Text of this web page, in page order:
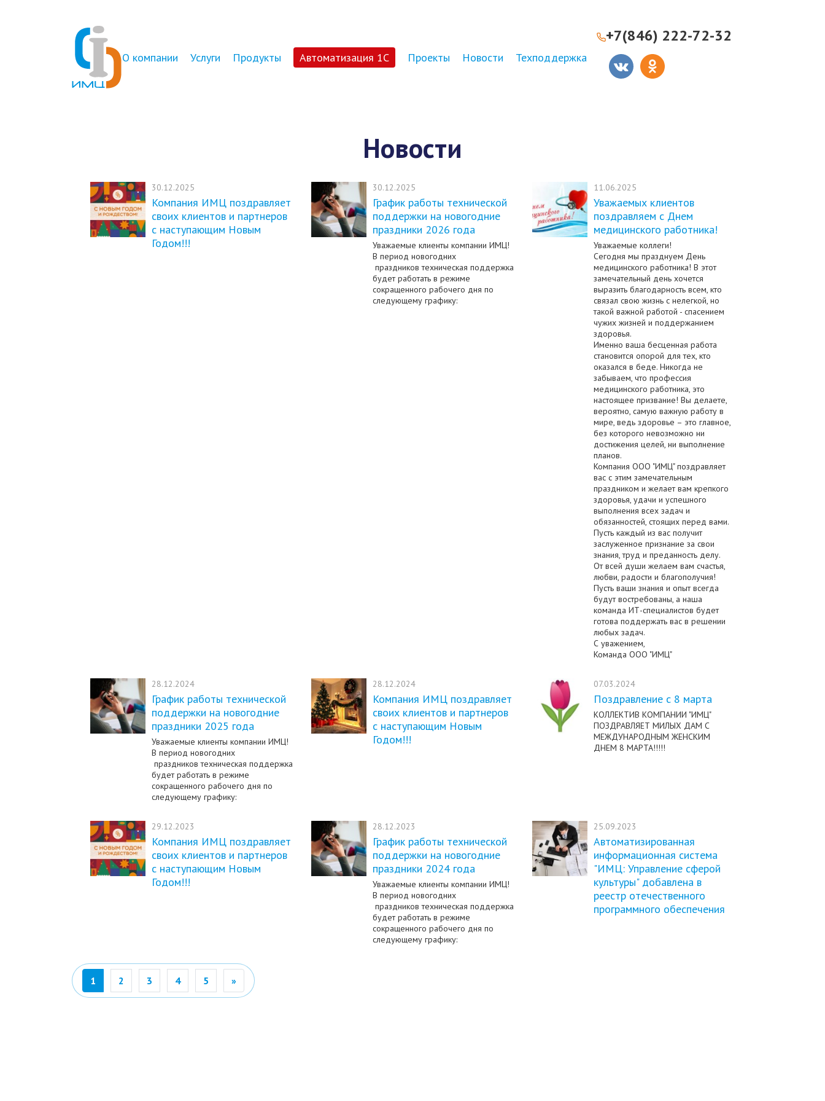
О компании Услуги Продукты Автоматизация 1С Проекты Новости Техподдержка
+7(846) 222-72-32
Новости
30.12.2025
Компания ИМЦ поздравляет
своих клиентов и партнеров
с наступающим Новым
Годом!!!
30.12.2025
График работы технической
поддержки на новогодние
праздники 2026 года
Уважаемые клиенты компании ИМЦ!
В период новогодних
праздников техническая поддержка
будет работать в режиме
сокращенного рабочего дня по
следующему графику:
11.06.2025
Уважаемых клиентов
поздравляем с Днем
медицинского работника!
Уважаемые коллеги!
Сегодня мы празднуем День
медицинского работника! В этот
замечательный день хочется
выразить благодарность всем, кто
связал свою жизнь с нелегкой, но
такой важной работой - спасением
чужих жизней и поддержанием
здоровья.
Именно ваша бесценная работа
становится опорой для тех, кто
оказался в беде. Никогда не
забываем, что профессия
медицинского работника, это
настоящее призвание! Вы делаете,
вероятно, самую важную работу в
мире, ведь здоровье – это главное,
без которого невозможно ни
достижения целей, ни выполнение
планов.
Компания ООО "ИМЦ" поздравляет
вас с этим замечательным
праздником и желает вам крепкого
здоровья, удачи и успешного
выполнения всех задач и
обязанностей, стоящих перед вами.
Пусть каждый из вас получит
заслуженное признание за свои
знания, труд и преданность делу.
От всей души желаем вам счастья,
любви, радости и благополучия!
Пусть ваши знания и опыт всегда
будут востребованы, а наша
команда ИТ-специалистов будет
готова поддержать вас в решении
любых задач.
С уважением,
Команда ООО "ИМЦ"
28.12.2024
График работы технической
поддержки на новогодние
праздники 2025 года
Уважаемые клиенты компании ИМЦ!
В период новогодних
праздников техническая поддержка
будет работать в режиме
сокращенного рабочего дня по
следующему графику:
28.12.2024
Компания ИМЦ поздравляет
своих клиентов и партнеров
с наступающим Новым
Годом!!!
07.03.2024
Поздравление с 8 марта
КОЛЛЕКТИВ КОМПАНИИ "ИМЦ"
ПОЗДРАВЛЯЕТ МИЛЫХ ДАМ С
МЕЖДУНАРОДНЫМ ЖЕНСКИМ
ДНЕМ 8 МАРТА!!!!!
29.12.2023
Компания ИМЦ поздравляет
своих клиентов и партнеров
с наступающим Новым
Годом!!!
28.12.2023
График работы технической
поддержки на новогодние
праздники 2024 года
Уважаемые клиенты компании ИМЦ!
В период новогодних
праздников техническая поддержка
будет работать в режиме
сокращенного рабочего дня по
следующему графику:
25.09.2023
Автоматизированная
информационная система
"ИМЦ: Управление сферой
культуры" добавлена в
реестр отечественного
программного обеспечения
1 2 3 4 5 »Вперед